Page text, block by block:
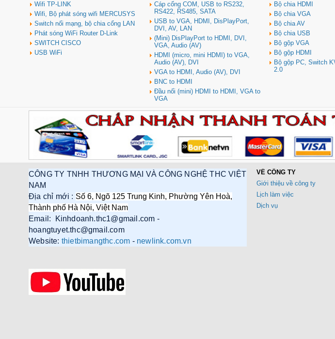
Wifi TP-LINK
Wifi, Bộ phát sóng wifi MERCUSYS
Switch nối mạng, bộ chia cổng LAN
Phát sóng WiFi Router D-Link
SWITCH CISCO
USB WiFi
Cáp cổng COM, USB to RS232,
RS422, RS485, SATA
USB to VGA, HDMI, DisPlayPort,
DVI, AV, LAN
(Mini) DisPlayPort to HDMI, DVI,
VGA, Audio (AV)
HDMI (micro, mini HDMI) to VGA,
Audio (AV), DVI
VGA to HDMI, Audio (AV), DVI
BNC to HDMI
Đầu nối (mini) HDMI to HDMI, VGA to
VGA
Bộ chia HDMI
Bộ chia VGA
Bộ chia AV
Bộ chia USB
Bộ gộp VGA
Bộ gộp HDMI
Bộ gộp PC, Switch
2.0
CÔNG TY TNHH THƯƠNG MẠI VÀ CÔNG NGHỆ THC VIỆT
NAM
Địa chỉ mới : Số 6, Ngõ 125 Trung Kinh, Phường Yên Hoà,
Thành phố Hà Nội, Việt Nam
Email: Kinhdoanh.thc1@gmail.com -
hoangtuyet.thc@gmail.com
Website: thietbimangthc.com - newlink.com.vn
VỀ CÔNG TY
Giới thiệu về công ty
Lịch làm việc
Dịch vụ